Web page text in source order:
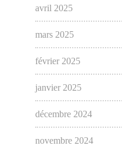
avril 2025
mars 2025
février 2025
janvier 2025
décembre 2024
novembre 2024